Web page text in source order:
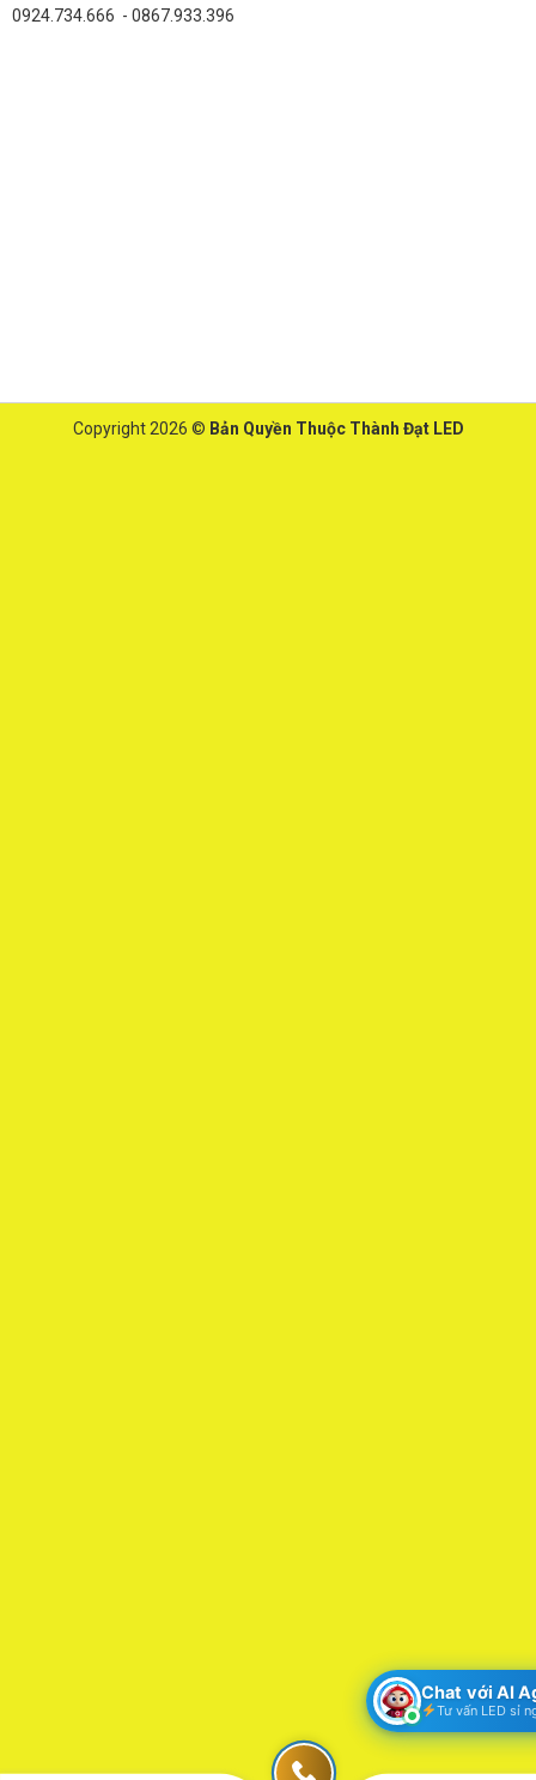
0924.734.666 - 0867.933.396
Copyright 2026 © Bản Quyền Thuộc Thành Đạt LED
Chat với AI
Tư vấn LED sỉ